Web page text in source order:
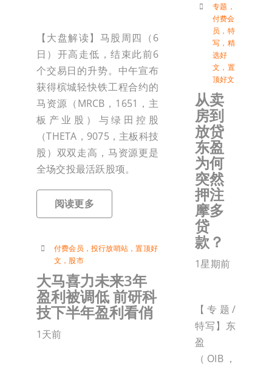
【大盘解读】马股周四（6
日）开高走低，结束此前6
个交易日的升势。中午宣布
获得槟城轻快铁工程合约的
马资源（MRCB，1651，主
板产业股）与绿田控股
（THETA，9075，主板科技
股）双双走高，马资源更是
全场交投最活跃股项。
阅读更多
付费会员 ， 投行放哨站 ，置顶好
文 ， 股市
大马喜力未来3年
盈利被调低 前研科
技下半年盈利看俏
1天前
专题 ，
付费会
员 ， 特
写 ， 精
选好
文 ， 置
顶好文
从卖
房到
放贷
东盈
为何
突然
押注
摩多
贷
款？
1星期前
【专题/
特写】东
盈
（OIB，